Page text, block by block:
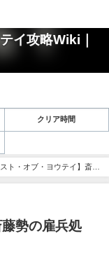
イ攻略Wiki｜
クリア時間
スト・オブ・ヨウテイ】斎藤
藤勢の雇兵処